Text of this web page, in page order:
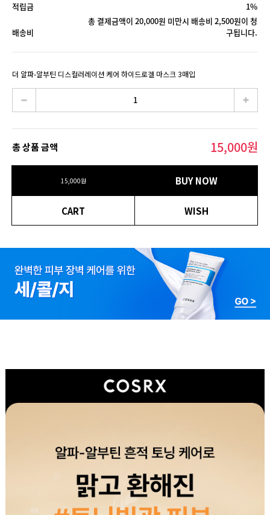
적립금 1%
배송비
총 결제금액이 20,000원 미만시 배송비 2,500원이 청
구됩니다.
더 알파-알부틴 디스컬러레이션 케어 하이드로겔 마스크 3매입
총 상품 금액 15,000원
15,000원 BUY NOW
CART WISH